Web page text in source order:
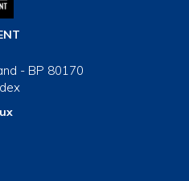
- BP 80170